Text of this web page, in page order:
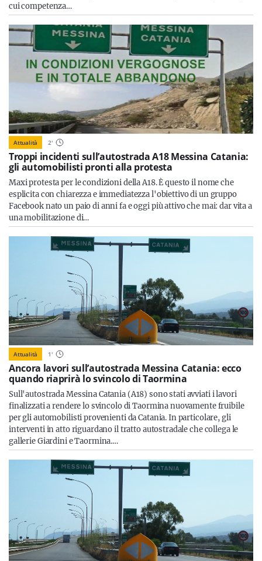
cui competenza…
Attualità 2'
Troppi incidenti sull’autostrada A18 Messina Catania:
gli automobilisti pronti alla protesta
Maxi protesta per le condizioni della A18. È questo il nome che
esplicita con chiarezza e immediatezza l'obiettivo di un gruppo
Facebook nato un paio di anni fa e oggi più attivo che mai: dar vita a
una mobilitazione di…
Attualità 1'
Ancora lavori sull’autostrada Messina Catania: ecco
quando riaprirà lo svincolo di Taormina
Sull'autostrada Messina Catania (A18) sono stati avviati i lavori
finalizzati a rendere lo svincolo di Taormina nuovamente fruibile
per gli automobilisti provenienti da Catania. In particolare, gli
interventi in atto riguardano il tratto autostradale che collega le
gallerie Giardini e Taormina.…